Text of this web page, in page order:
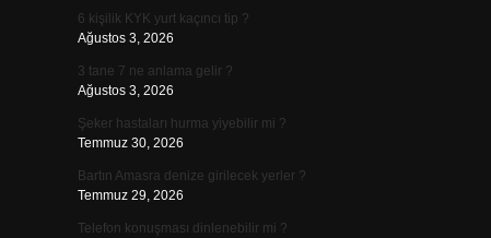
6 kişilik KYK yurt kaçıncı tip ?
Ağustos 3, 2026
3 tane 7 ne anlama gelir ?
Ağustos 3, 2026
Şeker hastaları hurma yiyebilir mi ?
Temmuz 30, 2026
Bartın Amasra denize girilecek yerler ?
Temmuz 29, 2026
Telefon konuşması dinlenebilir mi ?